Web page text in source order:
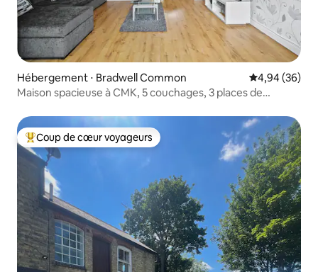
Hébergement ⋅ Bradwell Common Évaluation
4,94 (36)
Maison spacieuse à CMK, 5 couchages, 3 places de
Coups de cœur voyageurs les plus appréciés
Coup de cœur voyageurs